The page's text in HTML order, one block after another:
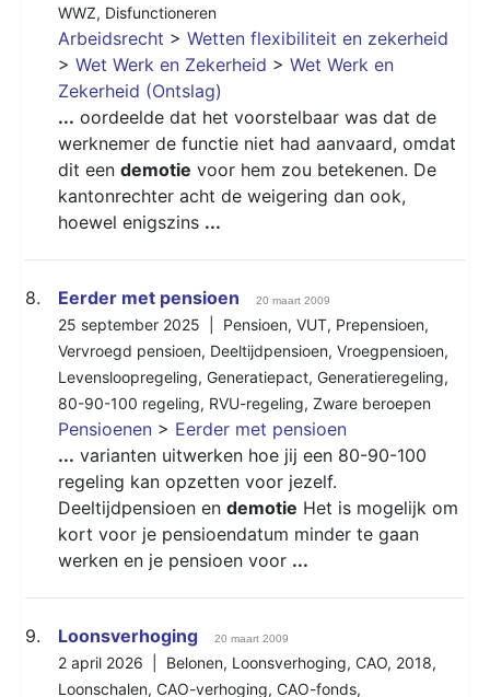
WWZ, Disfunctioneren
Arbeidsrecht > Wetten flexibiliteit en zekerheid
> Wet Werk en Zekerheid > Wet Werk en
Zekerheid (Ontslag)
... oordeelde dat het voorstelbaar was dat de
werknemer de functie niet had aanvaard, omdat
dit een demotie voor hem zou betekenen. De
kantonrechter acht de weigering dan ook,
hoewel enigszins ...
8. Eerder met pensioen 20 maart 2009
25 september 2025 | Pensioen, VUT, Prepensioen,
Vervroegd pensioen, Deeltijdpensioen, Vroegpensioen,
Levensloopregeling, Generatiepact, Generatieregeling,
80-90-100 regeling, RVU-regeling, Zware beroepen
Pensioenen > Eerder met pensioen
... varianten uitwerken hoe jij een 80-90-100
regeling kan opzetten voor jezelf.
Deeltijdpensioen en demotie Het is mogelijk om
kort voor je pensioendatum minder te gaan
werken en je pensioen voor ...
9. Loonsverhoging 20 maart 2009
2 april 2026 | Belonen, Loonsverhoging, CAO, 2018,
Loonschalen, CAO-verhoging, CAO-fonds,